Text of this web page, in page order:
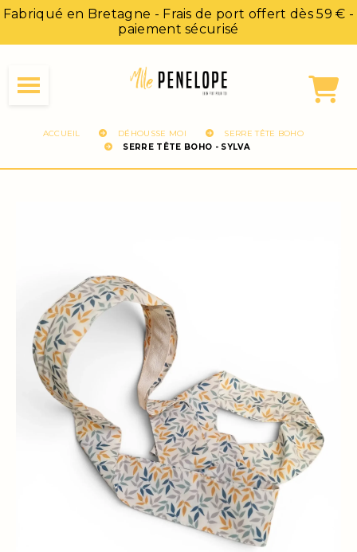
Fabriqué en Bretagne - Frais de port offert dès 59 € -
paiement sécurisé
ACCUEIL DÉHOUSSE MOI
SERRE TÊTE BOHO
SERRE TÊTE BOHO - SYLVA
Panneau de gestion des cookies